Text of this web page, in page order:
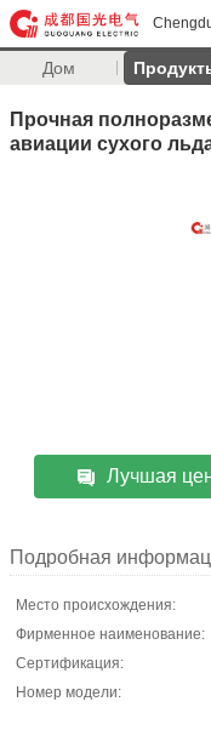
Дом
Прочная
авиации сухого
Лучшая
Подробная
Место происхождения:
Фирменное наименование:
Сертификация:
Номер модели: